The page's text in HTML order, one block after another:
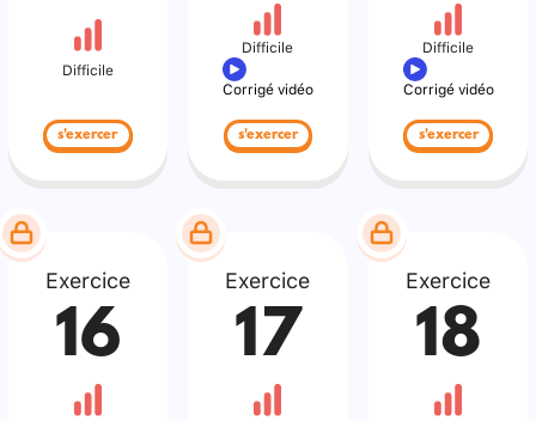
Difficile
s'exercer
Difficile
Corrigé vidéo
s'exercer
Difficile
Corrigé vidéo
s'exercer
Exercice
16
Exercice
17
Exercice
18